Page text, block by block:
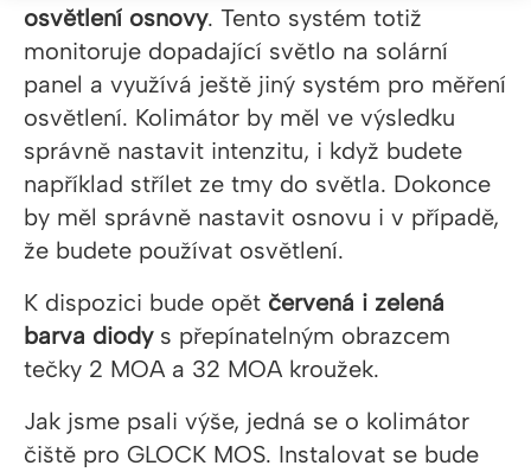
osvětlení osnovy. Tento systém totiž
monitoruje dopadající světlo na solární
panel a využívá ještě jiný systém pro měření
osvětlení. Kolimátor by měl ve výsledku
správně nastavit intenzitu, i když budete
například střílet ze tmy do světla. Dokonce
by měl správně nastavit osnovu i v případě,
že budete používat osvětlení.
K dispozici bude opět červená i zelená
barva diodys přepínatelným obrazcem
tečky 2 MOA a 32 MOA kroužek.
Jak jsme psali výše, jedná se o kolimátor
čiště pro GLOCK MOS. Instalovat se bude